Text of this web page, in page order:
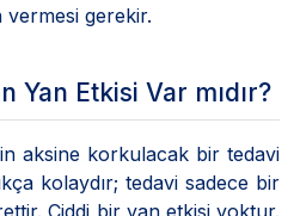
gerekir.
Yan Etkisi Var mıdır?
aksine korkulacak bir tedavi
kolaydır; tedavi sadece bir
Ciddi bir yan etkisi yoktur.